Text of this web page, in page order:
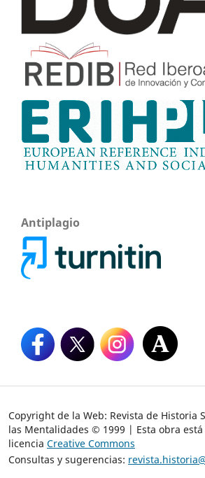
Antiplagio
Copyright de la Web: Revista de Historia
las Mentalidades © 1999 | Esta obra
licencia Creative Commons
Consultas y sugerencias: